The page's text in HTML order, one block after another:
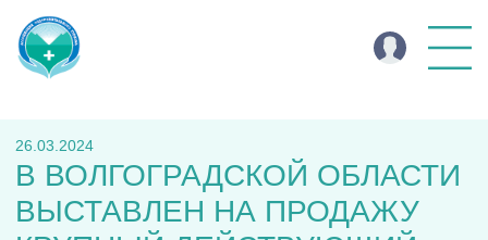
26.03.2024
В ВОЛГОГРАДСКОЙ ОБЛАСТИ
ВЫСТАВЛЕН НА ПРОДАЖУ